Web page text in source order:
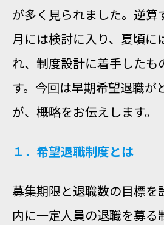
が多く見られました。逆算
月には検討に入り、夏頃に
れ、制度設計に着手したも
す。今回は早期希望退職が
が、概略をお伝えします。
１．希望退職制度とは
募集期限と退職数の目標を
内に一定人員の退職を募る